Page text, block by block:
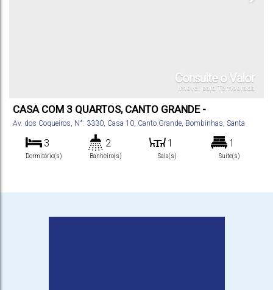
Consulte o Valor
Imóvel para Temporada
CASA COM 3 QUARTOS, CANTO GRANDE -
BOMBINHAS
Av. dos Coqueiros, N°: 3330, Casa 10, Canto Grande, Bombinhas, Santa
3
Dormitório(s)
2
Banheiro(s)
1
Sala(s)
1
Suíte(s)